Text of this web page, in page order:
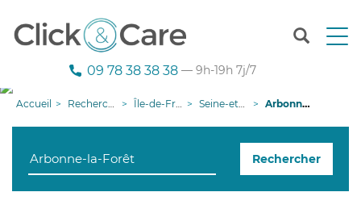
T
n
g
09 78 38 38 38 — 9h-19h 7j/7
Accueil Recherche aide à domicile Île-de-France Seine-et-Marne Arbonne-la-Forêt
Rechercher